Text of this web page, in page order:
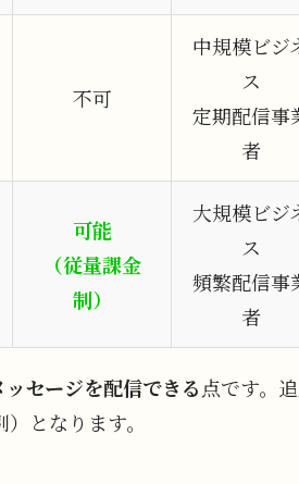
不可
中規模ビジ
ス
定期配信事
者
可能
（従量課金
制）
大規模ビジ
ス
頻繁配信事
者
セージを配信できる 点です。
となります。